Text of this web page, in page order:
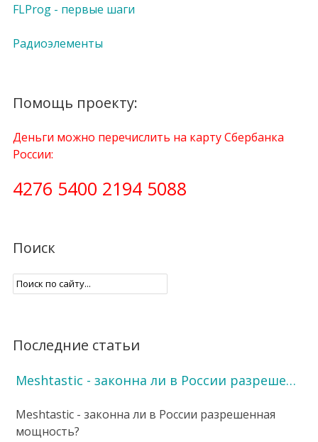
FLProg - первые шаги
Радиоэлементы
Помощь проекту:
Деньги можно перечислить на карту Сбербанка
России:
4276 5400 2194 5088
Поиск
Последние статьи
Meshtastic - законна ли в России разреше…
Meshtastic - законна ли в России разрешенная
мощность?